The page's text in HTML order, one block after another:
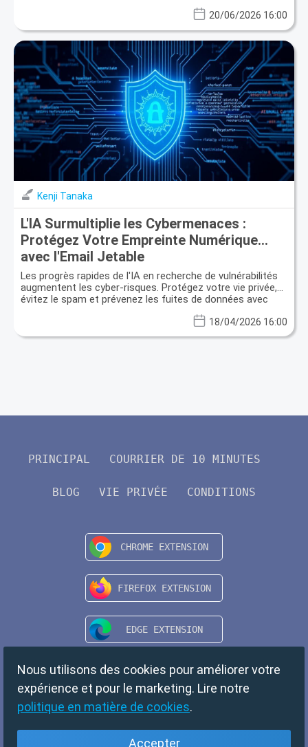
20/06/2026 16:00
Kenji Tanaka
L'IA Surmultiplie les Cybermenaces :
Protégez Votre Empreinte Numérique
avec l'Email Jetable
Les progrès rapides de l'IA en recherche de vulnérabilités
augmentent les cyber-risques. Protégez votre vie privée,
évitez le spam et prévenez les fuites de données avec
18/04/2026 16:00
PRINCIPAL COURRIER DE 10 MINUTES
BLOG VIE PRIVÉE CONDITIONS
Nous utilisons des cookies pour améliorer votre
expérience et pour le marketing. Lire notre
politique en matière de cookies.
Accepter